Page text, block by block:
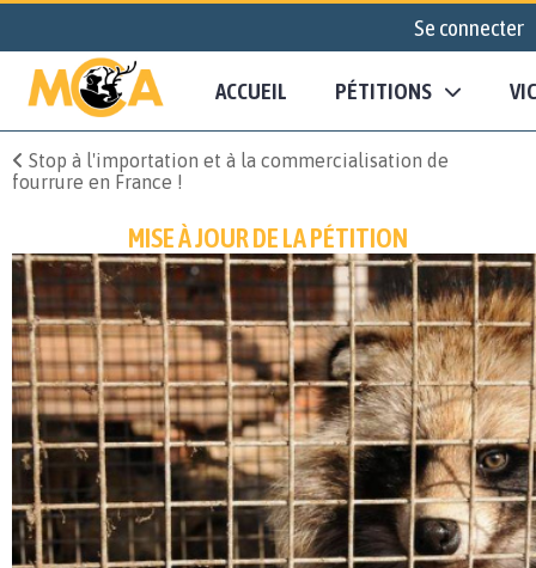
Se connecter
ACCUEIL PÉTITIONS
Stop à l'importation et à la commercialisation de
fourrure en France !
MISE À JOUR DE LA PÉTITION